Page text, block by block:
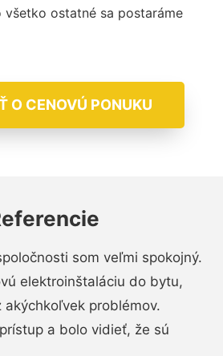
ostatné sa postaráme
O CENOVÚ PONUKU
som veľmi spokojný.
elektroinštaláciu do bytu,
problémov.
a bolo vidieť, že sú